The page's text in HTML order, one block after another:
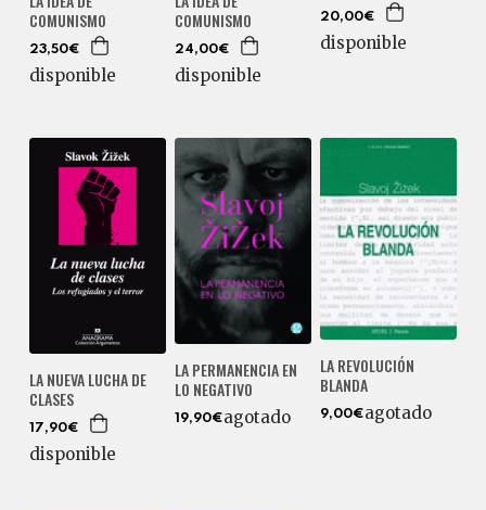
COMUNISMO
23,50€
disponible
COMUNISMO
24,00€
disponible
20,00€
disponible
LA NUEVA LUCHA DE
CLASES
17,90€
disponible
LA PERMANENCIA EN
LO NEGATIVO
19,90€agotado
LA REVOLUCIÓN
BLANDA
9,00€agotado